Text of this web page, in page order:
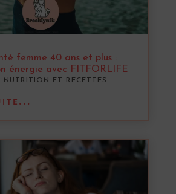
femme 40 ans et plus :
énergie avec FITFORLIFE
NUTRITION ET RECETTES